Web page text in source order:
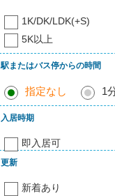
1K/DK/LDK(+S)
5K以上
駅またはバス停からの時間
指定なし 1
入居時期
即入居可
更新
新着あり